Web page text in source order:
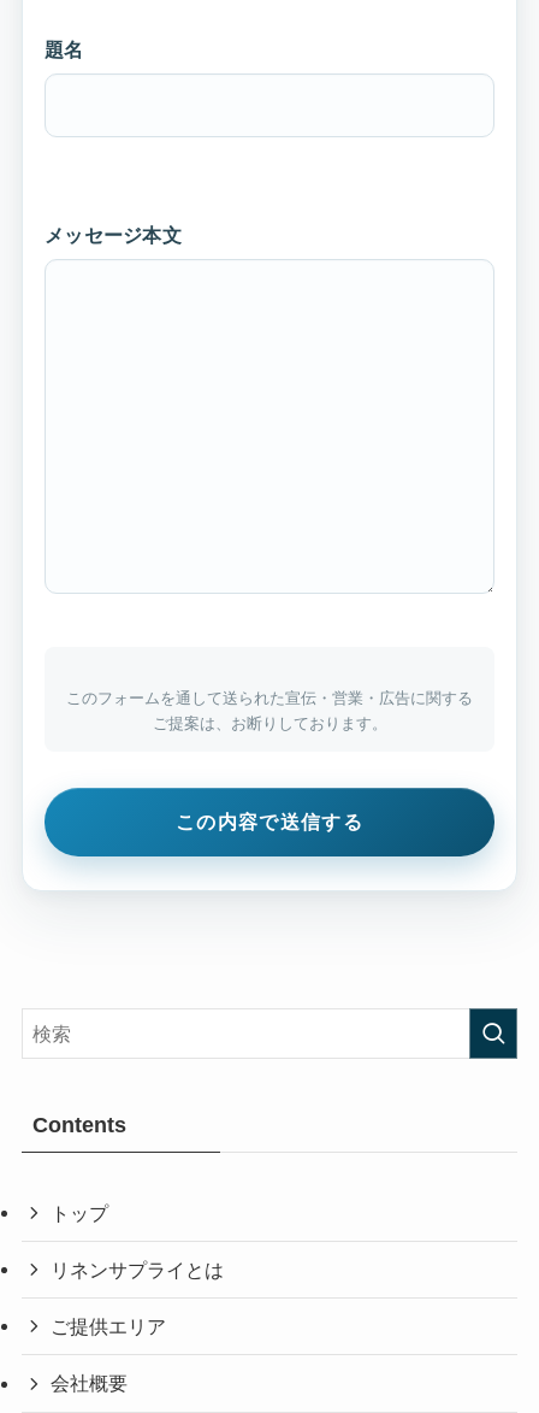
題名
メッセージ本文
このフォームを通して送られた宣伝・営業・広告に関する
ご提案は、お断りしております。
Contents
トップ
リネンサプライとは
ご提供エリア
会社概要